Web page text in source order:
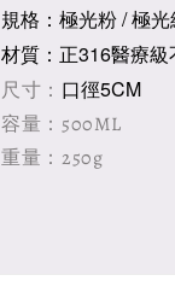
規格：極光粉 / 極
材質：正316醫療
尺寸： 口徑5CM
容量：500ML
重量：250g